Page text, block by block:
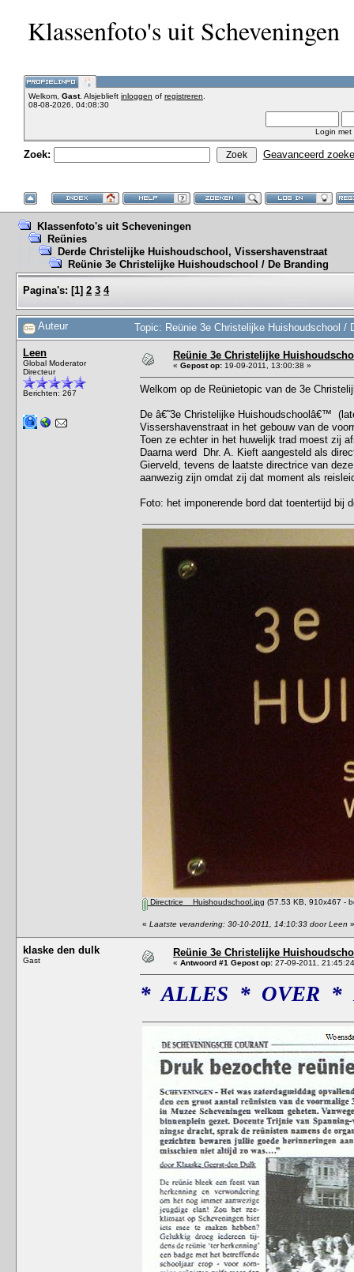
Klassenfoto's uit Scheveningen
Welkom, Gast. Alsjeblieft inloggen of registreren
08-08-2026, 04:08:30
Login met
Zoek: Geavanceerd
Klassenfoto's uit Scheveningen
Reünies
Derde Christelijke Huishoudschool, Vissershavenstraat
Reünie 3e Christelijke Huishoudschool / De Branding
Pagina's: [1] 2 3 4
Auteur Topic: Reünie 3e Christelijke Huishoudschool /
Leen
Global Moderator
Directeur
Berichten: 267
Reünie 3e Christelijke
« Gepost op: 19-09-2011, 13:00:38 »
Welkom op de Reünietopic van de 3e
De â€˜3e Christelijke Huishoudschoolâ€™
Vissershavenstraat in het gebouw van de
Toen ze echter in het huwelijk trad moest zij
Daarna werd Dhr. A. Kieft aangesteld als
Gierveld, tevens de laatste directrice van
aanwezig zijn omdat zij dat moment als
Foto: het imponerende bord dat toentertijd bij
Directrice__Huishoudschool.jpg (57.53 KB, 910x467 -
« Laatste verandering: 30-10-2011, 14:10:33 door Leen »
klaske den dulk
Gast
Reünie 3e Christelijke
« Antwoord #1 Gepost op: 27-09-2011,
* ALLES * OVER